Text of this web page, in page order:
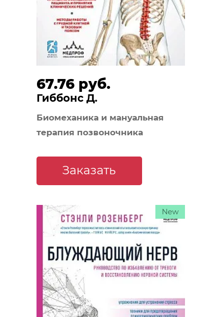
67.76 руб.
Гиббонс Д.
Биомеханика и мануальная
терапия позвоночника
Заказать
New